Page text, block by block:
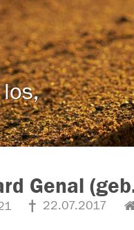
Genal
22.07.2017